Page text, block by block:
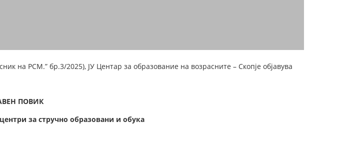
на РСМ.” бр.3/2025), ЈУ Центар за образование на возрасните – Скопје објавува
ПОВИК
за стручно образовани и обука